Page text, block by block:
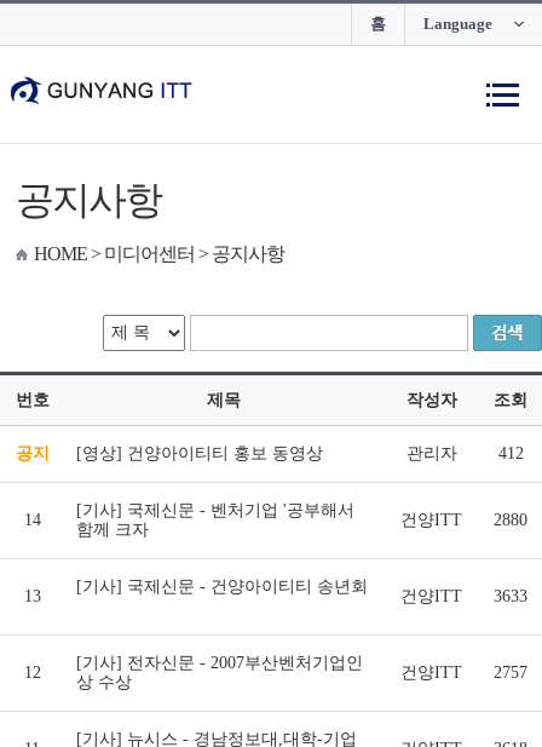
홈 Language
공지사항
HOME > 미디어센터 >공지사항
번호 제목 작성자 조회
공지 [영상] 건양아이티티 홍보 동영상 관리자 412
14
[기사] 국제신문 - 벤처기업 '공부해서
함께 크자
건양ITT 2880
13
[기사] 국제신문 - 건양아이티티 송년회
건양ITT 3633
12
[기사] 전자신문 - 2007부산벤처기업인
상 수상
건양ITT 2757
[기사] 뉴시스 - 경남정보대,대학-기업